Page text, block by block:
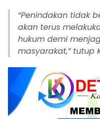
“Penindakan tidak
akan terus
hukum demi
masyarakat,” tutup